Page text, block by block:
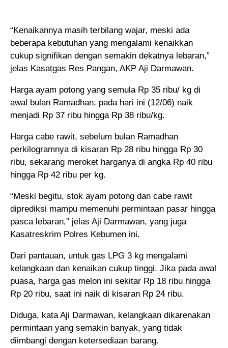
“Kenaikannya masih terbilang wajar, meski ada
beberapa kebutuhan yang mengalami kenaikkan
cukup signifikan dengan semakin dekatnya lebaran,”
jelas Kasatgas Res Pangan, AKP Aji Darmawan.
Harga ayam potong yang semula Rp 35 ribu/ kg di
awal bulan Ramadhan, pada hari ini (12/06) naik
menjadi Rp 37 ribu hingga Rp 38 ribu/kg.
Harga cabe rawit, sebelum bulan Ramadhan
perkilogramnya di kisaran Rp 28 ribu hingga Rp 30
ribu, sekarang meroket harganya di angka Rp 40 ribu
hingga Rp 42 ribu per kg.
“Meski begitu, stok ayam potong dan cabe rawit
diprediksi mampu memenuhi permintaan pasar hingga
pasca lebaran,” jelas Aji Darmawan, yang juga
Kasatreskrim Polres Kebumen ini.
Dari pantauan, untuk gas LPG 3 kg mengalami
kelangkaan dan kenaikan cukup tinggi. Jika pada awal
puasa, harga gas melon ini sekitar Rp 18 ribu hingga
Rp 20 ribu, saat ini naik di kisaran Rp 24 ribu.
Diduga, kata Aji Darmawan, kelangkaan dikarenakan
permintaan yang semakin banyak, yang tidak
diimbangi dengan ketersediaan barang.